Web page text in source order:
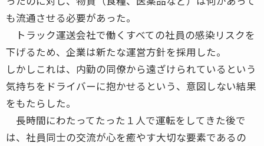
も流通させる必要があった。
トラック運送会社で働くすべての社員の感染リスクを
下げるため、企業は新たな運営方針を採用した。
しかしこれは、内勤の同僚から遠ざけられているという
気持ちをドライバーに抱かせるという、意図しない結果
をもたらした。
長時間にわたってたった１人で運転をしてきた後で
は、社員同士の交流が心を癒やす大切な要素であるの